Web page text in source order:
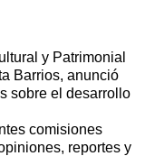
y Patrimonial
Barrios, anunció
sobre el desarrollo
comisiones
reportes y